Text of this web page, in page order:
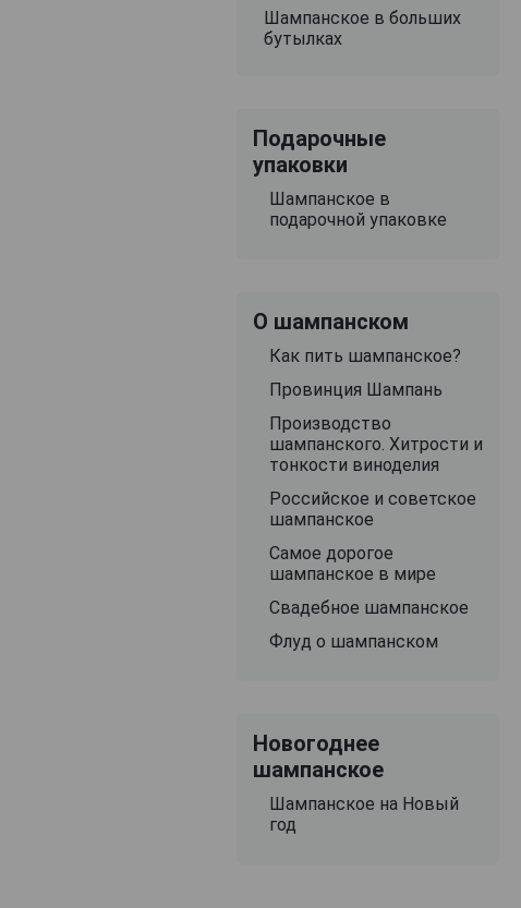
Шампанское в больших
бутылках
Подарочные
упаковки
Шампанское в
подарочной упаковке
О шампанском
Как пить шампанское?
Провинция Шампань
Производство
шампанского. Хитрости и
тонкости виноделия
Российское и советское
шампанское
Самое дорогое
шампанское в мире
Свадебное шампанское
Флуд о шампанском
Новогоднее
шампанское
Шампанское на Новый
год